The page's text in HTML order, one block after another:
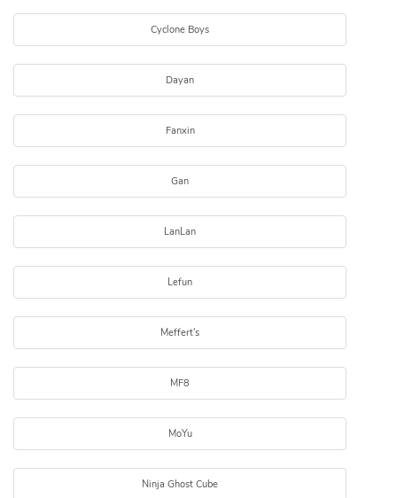
Cyclone Boys
Dayan
Fanxin
Gan
LanLan
Lefun
Meffert's
MF8
MoYu
Ninja Ghost Cube